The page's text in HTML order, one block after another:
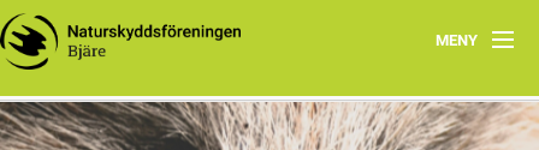
MENY
Hem